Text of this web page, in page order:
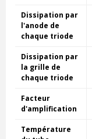
Dissipation par
l'anode de
chaque triode
Dissipation par
la grille de
chaque triode
Facteur
d'amplification
Température